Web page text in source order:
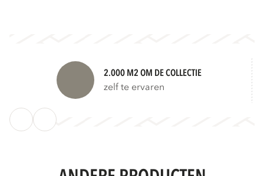
2.000 M2 OM DE COLLECTIE
zelf te ervaren